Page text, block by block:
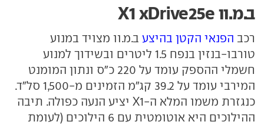
ב.מ.וו X1 xDrive25e
רכב הפנאי הקטן בהיצע ב.מ.וו מצויד במנוע
טורבו-בנזין בנפח 1.5 ליטרים ובשידוך למנוע
חשמלי ההספק עומד על 220 כ"ס ונתון המומנט
המירבי עומד על 39.2 קג"מ הזמינים מ-1,500 סל"ד.
כנגזרת משמו המלא ה-X1 יציע הנעה כפולה. תיבה
ההילוכים היא אוטומטית עם 6 הילוכים (לעומת